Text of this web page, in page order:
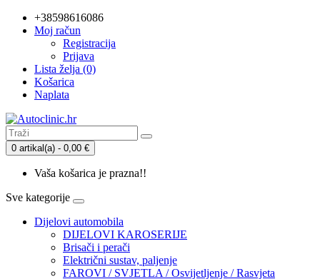
+38598616086
Moj račun
Registracija
Prijava
Lista želja (0)
Košarica
Naplata
0 artikal(a) - 0,00 €
Vaša košarica je prazna!!
Sve kategorije
Dijelovi automobila
DIJELOVI KAROSERIJE
Brisači i perači
Električni sustav, paljenje
FAROVI / SVJETLA / Osvijetljenje / Rasvjeta